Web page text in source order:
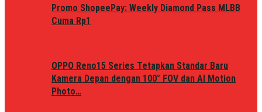
Promo ShopeePay: Weekly Diamond Pass MLBB
Cuma Rp1
OPPO Reno15 Series Tetapkan Standar Baru
Kamera Depan dengan 100° FOV dan AI Motion
Photo…